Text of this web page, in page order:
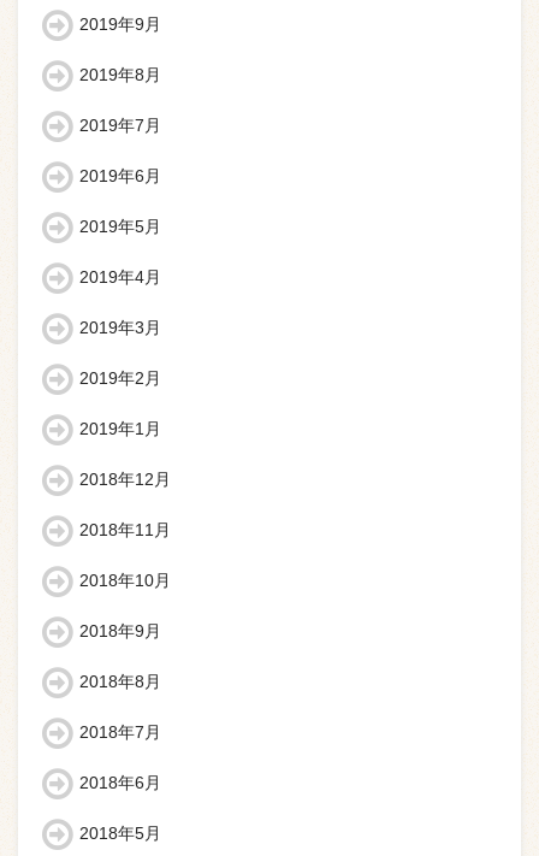
2019年9月
2019年8月
2019年7月
2019年6月
2019年5月
2019年4月
2019年3月
2019年2月
2019年1月
2018年12月
2018年11月
2018年10月
2018年9月
2018年8月
2018年7月
2018年6月
2018年5月